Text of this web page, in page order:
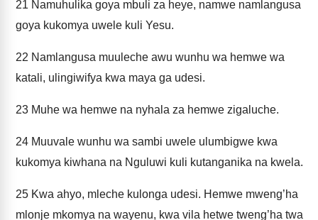
21 Namuhulika goya mbuli za heye, namwe namlangusa
goya kukomya uwele kuli Yesu.
22 Namlangusa muuleche awu wunhu wa hemwe wa
katali, ulingiwifya kwa maya ga udesi.
23 Muhe wa hemwe na nyhala za hemwe zigaluche.
24 Muuvale wunhu wa sambi uwele ulumbigwe kwa
kukomya kiwhana na Nguluwi kuli kutanganika na kwela.
25 Kwa ahyo, mleche kulonga udesi. Hemwe mweng’ha
mlonje mkomya na wayenu, kwa vila hetwe tweng’ha twa